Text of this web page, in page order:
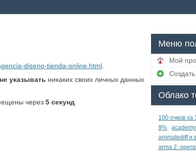
diseno-tienda-online.html.
не указывать никаких своих личных данных
через 5секунд
Меню
Мой
Создать
Облако
100 очков за
9%
animatediff и
arma 2: